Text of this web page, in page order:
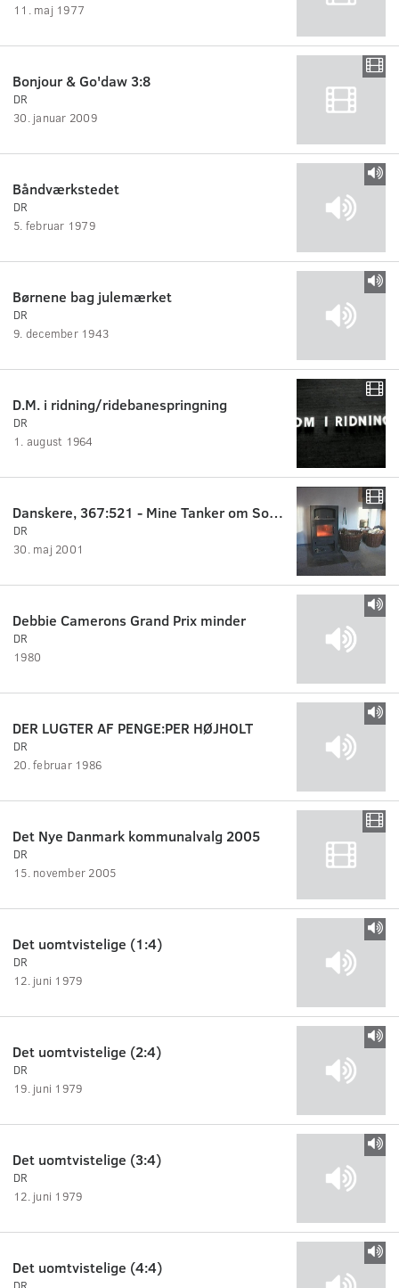
11. maj 1977
Bonjour & Go'daw 3:8
DR
30. januar 2009
Båndværkstedet
DR
5. februar 1979
Børnene bag julemærket
DR
9. december 1943
D.M. i ridning/ridebanespringning
DR
1. august 1964
Danskere, 367:521 - Mine Tanker om Socialdemokratiet.
DR
30. maj 2001
Debbie Camerons Grand Prix minder
DR
1980
DER LUGTER AF PENGE:PER HØJHOLT
DR
20. februar 1986
Det Nye Danmark kommunalvalg 2005
DR
15. november 2005
Det uomtvistelige (1:4)
DR
12. juni 1979
Det uomtvistelige (2:4)
DR
19. juni 1979
Det uomtvistelige (3:4)
DR
12. juni 1979
Det uomtvistelige (4:4)